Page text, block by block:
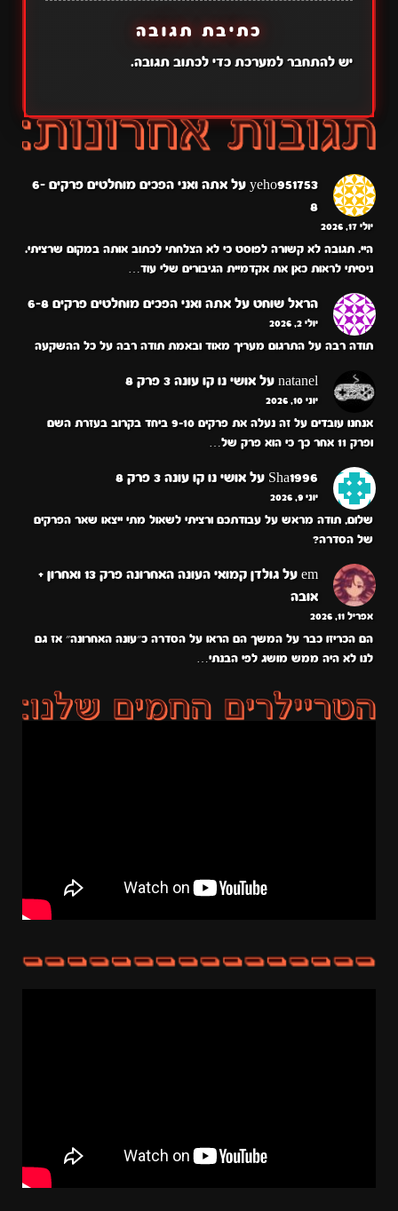
כתיבת תגובה
יש להתחבר למערכתכדי לכתוב תגובה.
yeho951753 על
אתה ואני הפכים מוחלטים פרקים 6-
8
יולי 17, 2026
היי. תגובה לא קשורה לפוסט כי לא הצלחתי לכתוב אותה במקום שרציתי.
ניסיתי לראות כאן את אקדמיית הגיבורים שלי עוד…
הראל שוחט על אתה ואני הפכים מוחלטים פרקים 6-8
יולי 2, 2026
תודה רבה על התרגום מעריך מאוד ובאמת תודה רבה על כל ההשקעה
natanel על אושי נו קו עונה 3 פרק 8
יוני 10, 2026
אנחנו עובדים על זה נעלה את פרקים 9-10 ביחד בקרוב בעזרת השם
ופרק 11 אחר כך כי הוא פרק של…
Sha1996 על אושי נו קו עונה 3 פרק 8
יוני 9, 2026
שלום, תודה מראש על עבודתכם ורציתי לשאול מתי ייצאו שאר הפרקים
של הסדרה?
em על
גולדן קמואי העונה האחרונה פרק 13 ואחרון +
אובה
אפריל 11, 2026
הם הכריזו כבר על המשך הם הראו על הסדרה כ״עונה האחרונה״ אז גם
לנו לא היה ממש מושג לפי הבנתי…